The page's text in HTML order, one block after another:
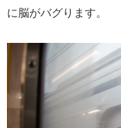
に脳がバグります。